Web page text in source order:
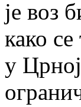
је воз
како
у